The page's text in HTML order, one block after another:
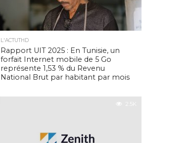
L'ACTUTHD
Rapport UIT 2025 : En Tunisie, un
forfait Internet mobile de 5 Go
représente 1,53 % du Revenu
National Brut par habitant par mois
2.5K